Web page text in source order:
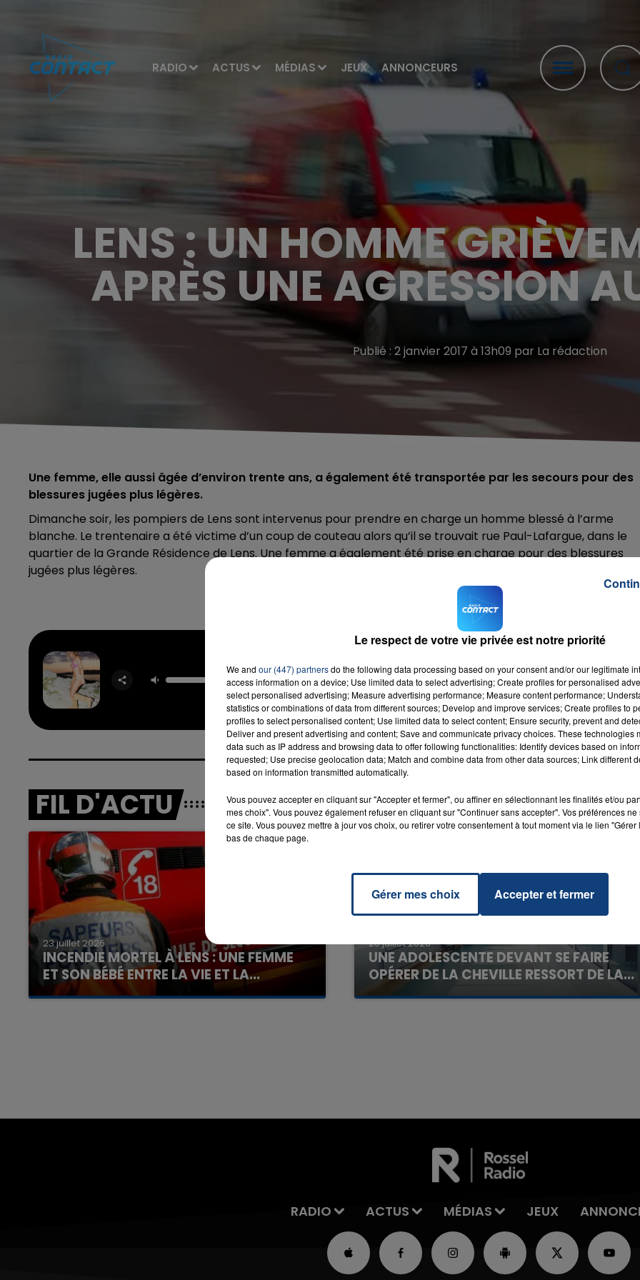
RADIO ACTUS MÉDIAS JEUX ANNONCEURS
LENS : UN HOMME
APRÈS UNE AGRESSION
Publié : 2 janvier 2017 à 13h09 par La rédaction
Une femme, elle aussi âgée d’environ trente ans, a également été transportée par les secours pour des
blessures jugées plus légères.
Dimanche soir, les pompiers de Lens sont intervenus pour prendre en charge un homme blessé à l’arme
blanche. Le trentenaire a été victime d’un coup de couteau alors qu’il se trouvait rue Paul-Lafargue, dans le
quartier de la Grande Résidence de Lens. Une femme a également été prise en charge pour des blessures
jugées plus légères.
Sur La Piste
EVA
RADIO CONTACT
FIL D'ACTU
23 juillet 2026
INCENDIE MORTEL À LENS : UNE FEMME
ET SON BÉBÉ ENTRE LA VIE ET LA...
Un homme s'est immolé par le feu après avoir
20 juillet 2026
UNE ADOLESCENTE DEVANT SE FAIRE
OPÉRER DE LA CHEVILLE RESSORT DE LA...
La famille a porté plainte contre la clinique qui a
RADIO ACTUS MÉDIAS JEUX
Le respect de votre vie privée est notre priorité
We and our (447) partnersdo the following data processing based on your consent and/or our legitimate
access information on a device; Use limited data to select advertising; Create profiles for personalised
select personalised advertising; Measure advertising performance; Measure content performance;
statistics or combinations of data from different sources; Develop and improve services; Create profiles to
profiles to select personalised content; Use limited data to select content; Ensure security, prevent and
Deliver and present advertising and content; Save and communicate privacy choices. These technologies
data such as IP address and browsing data to offer following functionalities: Identify devices based on
requested; Use precise geolocation data; Match and combine data from other data sources; Link different
based on information transmitted automatically.
Vous pouvez accepter en cliquant sur "Accepter et fermer", ou affiner en sélectionnant les finalités et/ou
mes choix". Vous pouvez également refuser en cliquant sur "Continuer sans accepter". Vos préférences
ce site. Vous pouvez mettre à jour vos choix, ou retirer votre consentement à tout moment via le lien
bas de chaque page.
Gérer mes choix Accepter et fermer